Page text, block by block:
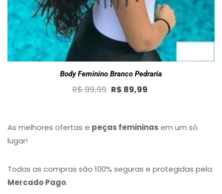
Body Feminino Branco Pedraria
R$99,99 Original
R$ 99,99.
R$ 89,99
R$ 89,99.
As melhores ofertas e peças femininas em um só
lugar!
Todas as compras são 100% seguras e protegidas pela
Mercado Pago.